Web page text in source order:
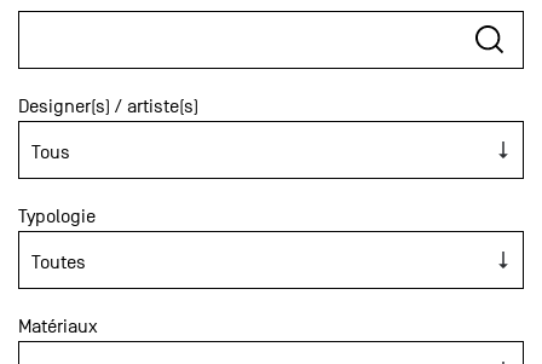
Designer(s) / artiste(s)
Typologie
Matériaux